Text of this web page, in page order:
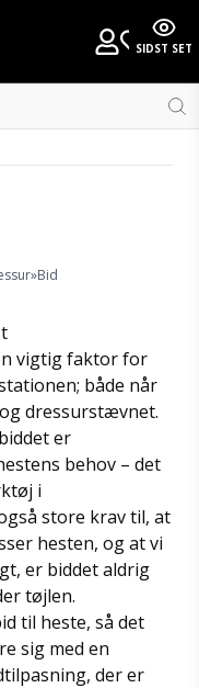
»Bid
vigtig faktor for
både når
dressurstævnet.
er
behov – det
i
store krav til, at
hesten, og at vi
er biddet aldrig
tøjlen.
til heste, så det
sig med en
der er
SIDST SET